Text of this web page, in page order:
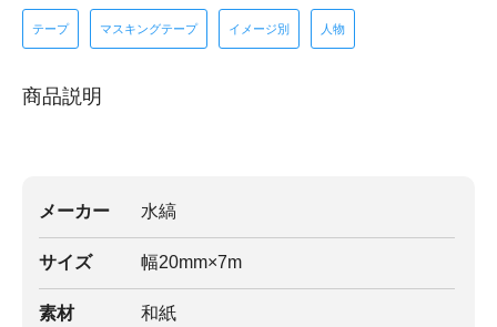
テープ マスキングテープ イメージ別 人物
商品説明
メーカー 水縞
サイズ 幅20mm×7m
素材 和紙